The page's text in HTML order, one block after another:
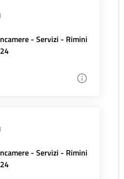
- Servizi - Rimini
- Servizi - Rimini